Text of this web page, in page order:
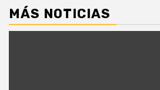
MÁS NOTICIAS